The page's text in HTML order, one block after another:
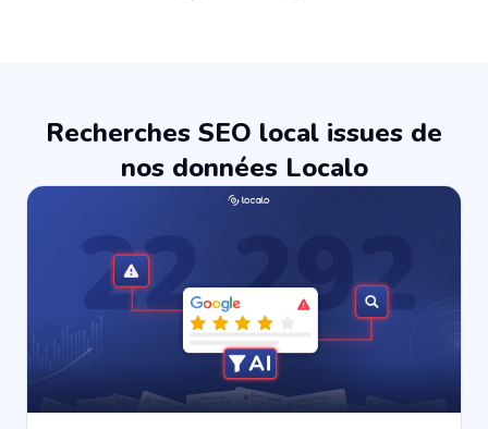
Recherches SEO local issues de
nos données Localo